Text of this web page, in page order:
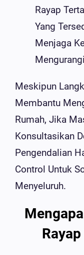
Rayap
Yang
Menjaga
Meskipun
Membantu
Rumah, Jika
Konsultasikan
Pengendalian
Control Untuk
Menyeluruh.